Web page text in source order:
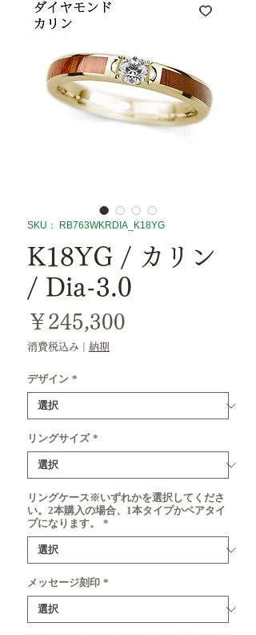
SKU： RB763WKRDIA_K18YG
K18YG / カリン
/ Dia-3.0
￥245,300
消費税込み 納期
デザイン *
リングサイズ *
リングケース※いずれかを選択してくださ
い。2本購入の場合、1本タイプかペアタイ
プになります。
*
メッセージ刻印 *